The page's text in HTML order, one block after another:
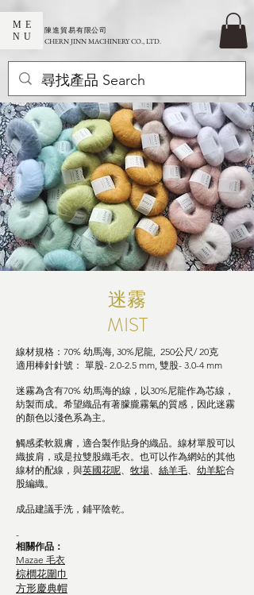
ME
NU
​陳進貿易有限公司
CHERN JINN MACHINERY CO., LTD.
迷霧
​MIST
線材規格：70% 幼馬海, 30%尼龍, 250公尺/ 20克
適用棒針針號： 單股- 2.0-2.5 mm, 雙股- 3.0-4 mm
迷霧為含有70% 幼馬海的線，以30%尼龍作為芯線，
紡製而成。希望織品有著朦朧霧氣的質感，因此迷霧
的顏色以淺色系為主。
觸感柔軟親膚，適合製作貼身的織品。線材單股可以
織披肩，或是拉雙股織毛衣。也可以作為網站的其他
線材的配線，與英國花呢、 牧場、 絲羊毛、 幼羊駝合
股編織。
成品建議手洗，鋪平陰乾。
-
相關作品：
Mazae 毛衣
​棕櫚花圍巾
​​方形慶典帽